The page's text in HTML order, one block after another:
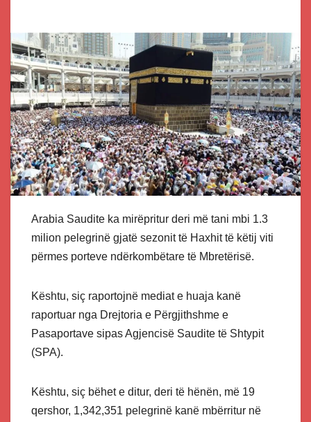
Arabia Saudite ka mirëpritur deri më tani mbi 1.3
milion pelegrinë gjatë sezonit të Haxhit të këtij viti
përmes porteve ndërkombëtare të Mbretërisë.
Kështu, siç raportojnë mediat e huaja kanë
raportuar nga Drejtoria e Përgjithshme e
Pasaportave sipas Agjencisë Saudite të Shtypit
(SPA).
Kështu, siç bëhet e ditur, deri të hënën, më 19
qershor, 1,342,351 pelegrinë kanë mbërritur në